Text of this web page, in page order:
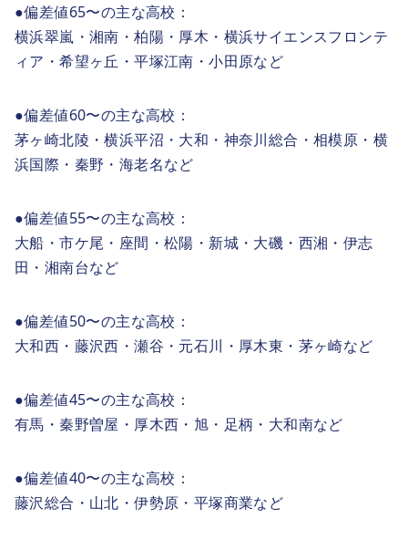
●偏差値65〜の主な高校：
横浜翠嵐・湘南・柏陽・厚木・横浜サイエンスフロンテ
ィア・希望ヶ丘・平塚江南・小田原など
●偏差値60〜の主な高校：
茅ヶ崎北陵・横浜平沼・大和・神奈川総合・相模原・横
浜国際・秦野・海老名など
●偏差値55〜の主な高校：
大船・市ケ尾・座間・松陽・新城・大磯・西湘・伊志
田・湘南台など
●偏差値50〜の主な高校：
大和西・藤沢西・瀬谷・元石川・厚木東・茅ヶ崎など
●偏差値45〜の主な高校：
有馬・秦野曽屋・厚木西・旭・足柄・大和南など
●偏差値40〜の主な高校：
藤沢総合・山北・伊勢原・平塚商業など